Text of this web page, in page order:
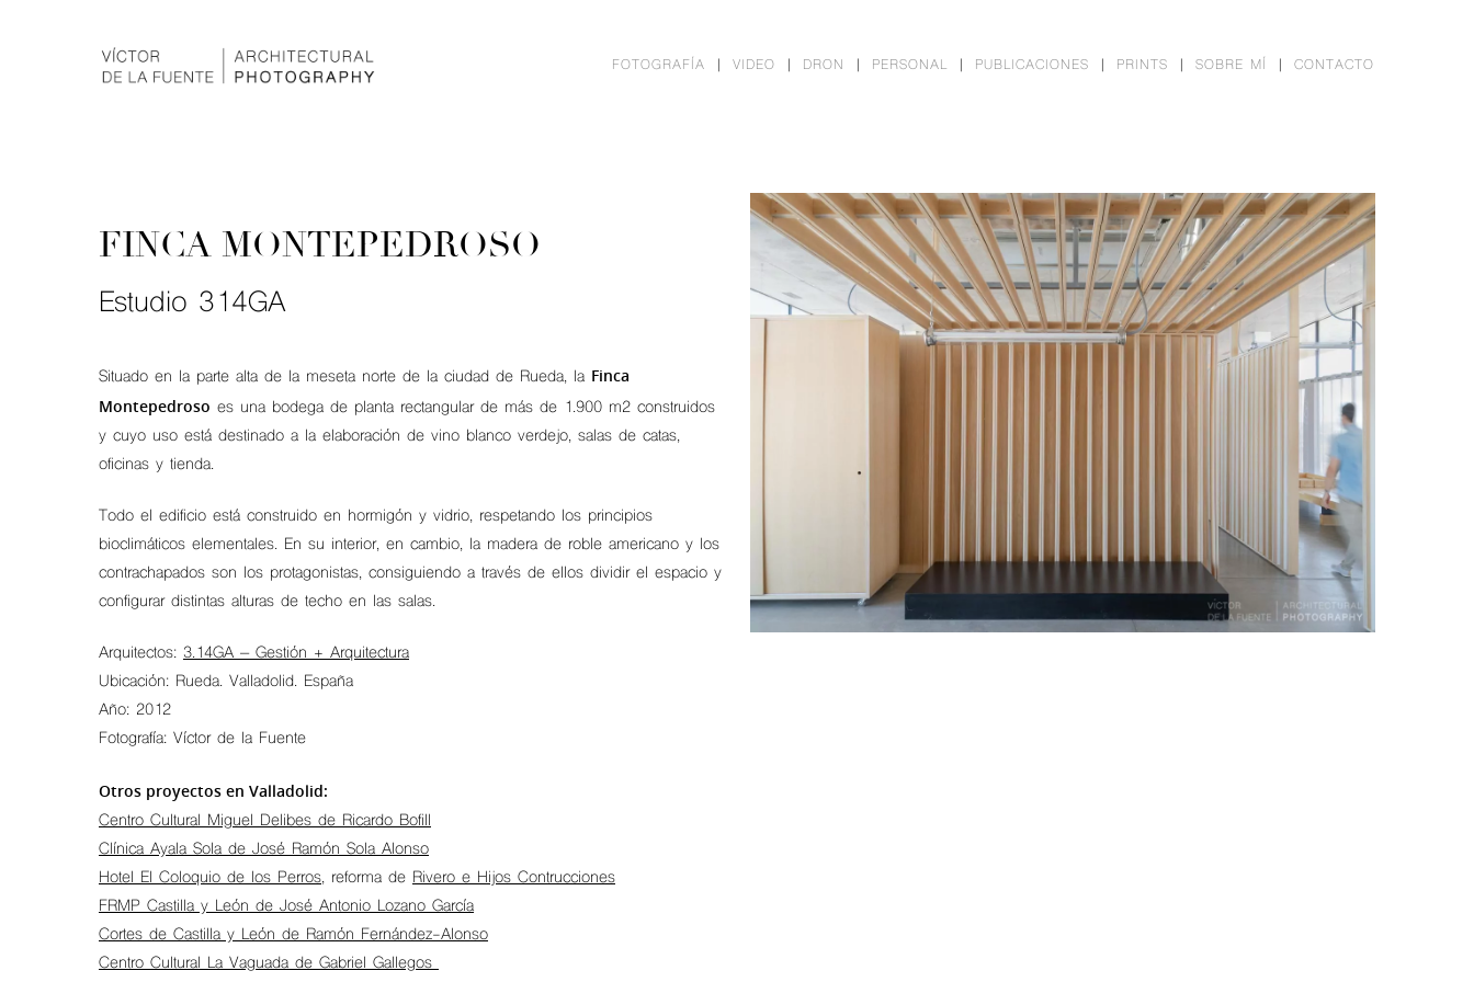
Hit enter to search or ESC to close
FOTOGRAFÍA VIDEO DRON PERSONAL PUBLICACIONES PRINTS SOBRE MÍ CONTACTO
FINCA MONTEPEDROSO
Estudio 314GA
Situado en la parte alta de la meseta norte de la ciudad de Rueda, la Finca
Montepedroso es una bodega de planta rectangular de más de 1.900 m2 construidos
y cuyo uso está destinado a la elaboración de vino blanco verdejo, salas de catas,
oficinas y tienda.
Todo el edificio está construido en hormigón y vidrio, respetando los principios
bioclimáticos elementales. En su interior, en cambio, la madera de roble americano y los
contrachapados son los protagonistas, consiguiendo a través de ellos dividir el espacio y
configurar distintas alturas de techo en las salas.
Arquitectos: 3.14GA – Gestión + Arquitectura
Ubicación: Rueda. Valladolid. España
Año: 2012
Fotografía: Víctor de la Fuente
Otros proyectos en Valladolid:
Centro Cultural Miguel Delibes de Ricardo Bofill
Clínica Ayala Sola de José Ramón Sola Alonso
Hotel El Coloquio de los Perros, reforma de Rivero e Hijos Contrucciones
FRMP Castilla y León de José Antonio Lozano García
Cortes de Castilla y León de Ramón Fernández-Alonso
Centro Cultural La Vaguada de Gabriel Gallegos